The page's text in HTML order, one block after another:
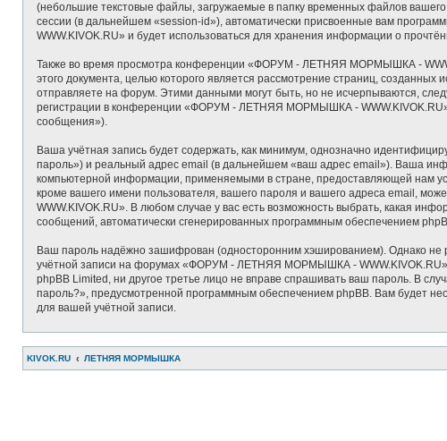
(небольшие текстовые файлы, загружаемые в папку временных файлов
сессии (в дальнейшем «session-id»), автоматически присвоенные вам
WWW.KIVOK.RU» и будет использоваться для хранения информации о
Также во время просмотра конференции «ФОРУМ - ЛЕТНЯЯ МОРМЫШКА -
этого документа, целью которого является рассмотрение страниц,
отправляете на форум. Этими данными могут быть, но не исчерпываются,
регистрации в конференции «ФОРУМ - ЛЕТНЯЯ МОРМЫШКА - WWW.KIVOK.RU»
сообщения»).
Ваша учётная запись будет содержать, как минимум, однозначно
пароль») и реальный адрес email (в дальнейшем «ваш адрес email»). Ваша
компьютерной информации, применяемыми в стране, предоставляющей
кроме вашего имени пользователя, вашего пароля и вашего адреса email,
WWW.KIVOK.RU». В любом случае у вас есть возможность выбрать, какая
сообщений, автоматически сгенерированных программным обеспечением
Ваш пароль надёжно зашифрован (односторонним хэшированием). Однако не
учётной записи на форумах «ФОРУМ - ЛЕТНЯЯ МОРМЫШКА -
phpBB Limited, ни другое третье лицо не вправе спрашивать ваш пароль. В
пароль?», предусмотренной программным обеспечением phpBB. Вам будет
для вашей учётной записи.
KIVOK.RU ЛЕТНЯЯ МОРМЫШКА